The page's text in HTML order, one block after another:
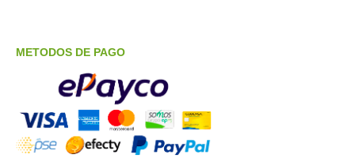
METODOS DE PAGO